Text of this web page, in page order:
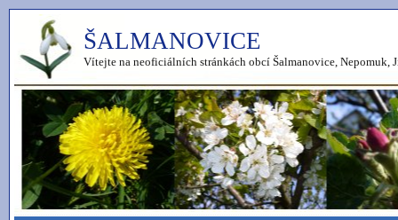
ŠALMANOVICE
Vítejte na neoficiálních stránkách obcí Šalmanovice, Nepomuk,